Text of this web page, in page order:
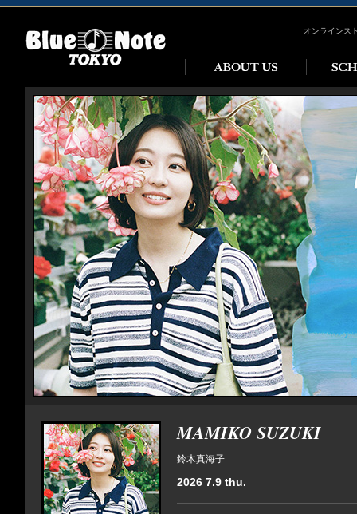
オンラインス
MAMIKO SUZUKI
鈴木真海子
2026 7.9 thu.